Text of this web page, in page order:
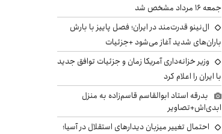
جمعه ۱۶ مرداد مشخص شد
ال‌نینو قدرت‌مند در ایران؛ فصل پاییز با بارش
باران‌های شدید آغاز می‌شود +جزئیات
وزیر خزانه‌داری آمریکا زمان و جزئیات توافق جدید
با ایران را اعلام کرد
بدرقه استاد ابوالقاسم قاسم‌زاده به منزل
ابدی‌اش+تصاویر
احتمال تغییر میزبان دیدارهای استقلال در آسیا؛